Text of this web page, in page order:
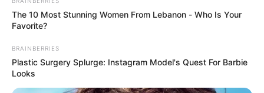
ACTIVAR AHORA
TEMAS DESTACADOS
The 10 Most Stunning Women From Lebanon - Who Is Your
Favorite?
BRAINBERRIES
Plastic Surgery Splurge: Instagram Model's Quest For Barbie
Looks